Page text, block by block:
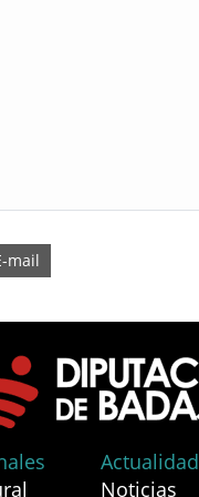
mail
Actualidad
Noticias